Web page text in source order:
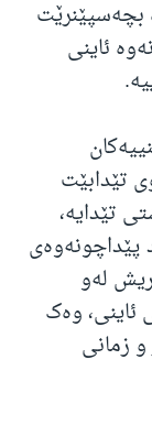
بچەسپێنرێت
ئاینی
تێدابێت
تێدایە،
پێداچونەوەی
لەو
ئاینی، وەک
زمانی